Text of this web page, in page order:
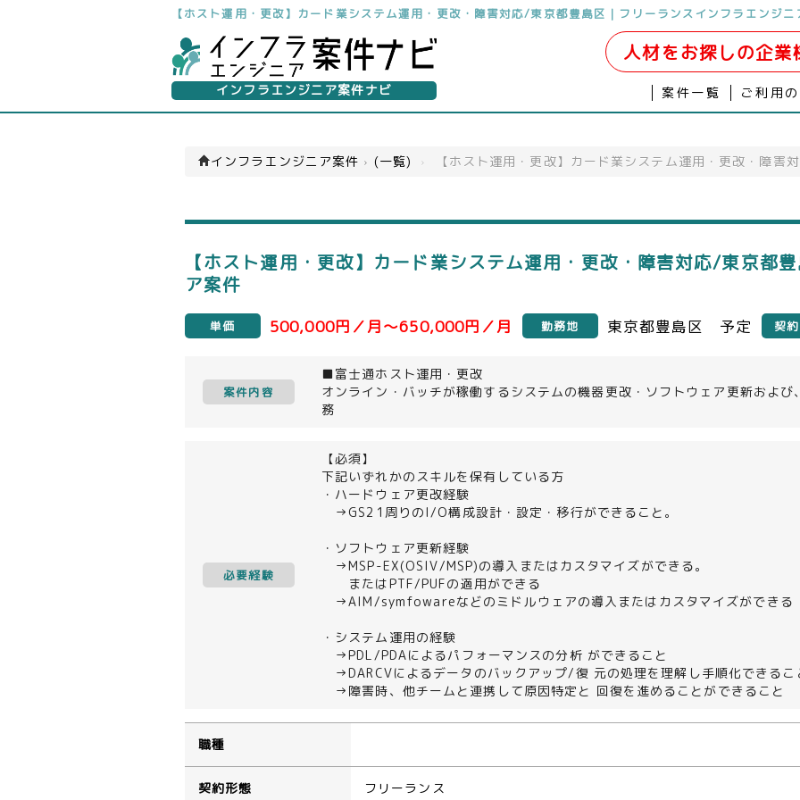
【ホスト運用・更改】カード業システム運用・更改・障害対応/東京都豊島区｜フリーランスインフラエンジニ
インフラエンジニア案件ナビ
人材をお探しの企業
案件一覧 ご利用
インフラエンジニア案件 › (一覧) › 【ホスト運用・更改】カード業システム運用・更改・障害
【ホスト運用・更改】カード業システム運用・更改・障害対応/東京都
ア案件
単価 500,000円／月～650,000円／月 勤務地 東京都豊島区 予定 契
案件内容
■富士通ホスト運用・更改
オンライン・バッチが稼働するシステムの機器更改・ソフトウェア更新およ
務
必要経験
【必須】
下記いずれかのスキルを保有している方
・ハードウェア更改経験
→GS21周りのI/O構成設計・設定・移行ができること。
・ソフトウェア更新経験
→MSP-EX(OSIV/MSP)の導入またはカスタマイズができる。
またはPTF/PUFの適用ができる
→AIM/symfowareなどのミドルウェアの導入またはカスタマイズができる
・システム運用の経験
→PDL/PDAによるパフォーマンスの分析 ができること
→DARCVによるデータのバックアップ/復 元の処理を理解し手順化できるこ
→障害時、他チームと連携して原因特定と 回復を進めることができること
職種
契約形態 フリーランス